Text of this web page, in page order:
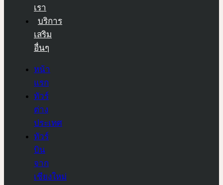
เรา
บริการ
เสริม
อื่นๆ
หน้า
แรก
ทัวร์
ต่าง
ประเทศ
ทัวร์
บิน
จาก
เชียงใหม่